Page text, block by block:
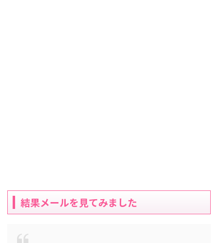
結果メールを見てみました